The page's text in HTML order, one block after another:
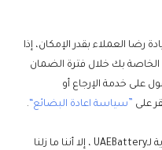
رضا العملاء بقدر الإمكان، إذا
الخاصة بك خلال فترة الضمان
على خدمة الإرجاع أو
على
”سياسة اعادة البضائع“ .
على الرغم من انخفاض معدل فشل بطارية لـUAEBattery ، إلا أننا ما زلنا